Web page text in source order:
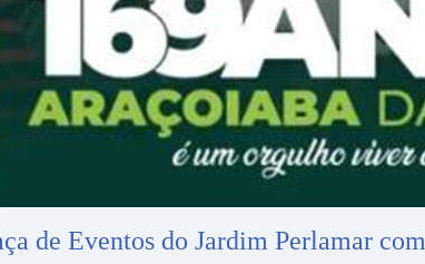
de Eventos do Jardim Perlamar